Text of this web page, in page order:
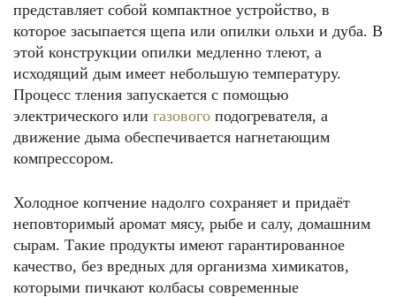
представляет собой компактное устройство, в
которое засыпается щепа или опилки ольхи и дуба. В
этой конструкции опилки медленно тлеют, а
исходящий дым имеет небольшую температуру.
Процесс тления запускается с помощью
электрического или газового подогревателя, а
движение дыма обеспечивается нагнетающим
компрессором.
Холодное копчение надолго сохраняет и придаёт
неповторимый аромат мясу, рыбе и салу, домашним
сырам. Такие продукты имеют гарантированное
качество, без вредных для организма химикатов,
которыми пичкают колбасы современные